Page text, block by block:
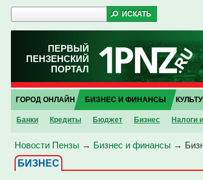
ПЕРВЫЙ
ПЕНЗЕНСКИЙ
ПОРТАЛ
ГОРОД ОНЛАЙН БИЗНЕС И ФИНАНСЫ
Банки Кредиты Бюджет Бизнес Налоги
Новости Пензы → Бизнес и финансы →
БИЗНЕС